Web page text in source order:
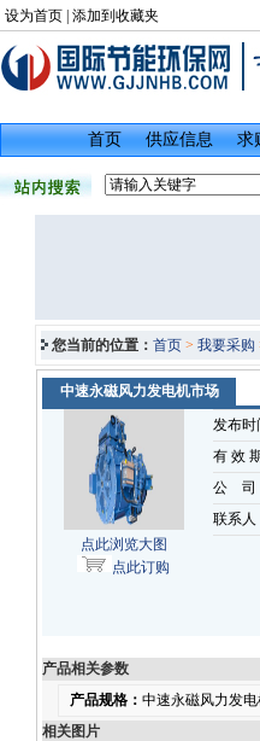
设为首页 添加到收藏夹
首页 供应信息 求
您当前的位置： 首页 > 我要采购
中速永磁风力发电机市场
点此浏览大图
点此订购
发布时
有 效
公 司
联系人
产品相关参数
产品规格： 中速永磁风力发电
相关图片